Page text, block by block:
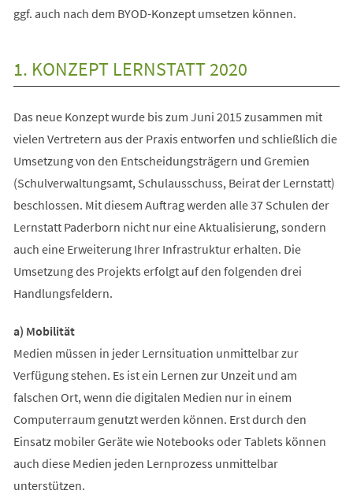
ggf. auch nach dem BYOD-Konzept umsetzen können.
1. KONZEPT LERNSTATT 2020
Das neue Konzept wurde bis zum Juni 2015 zusammen mit
vielen Vertretern aus der Praxis entworfen und schließlich die
Umsetzung von den Entscheidungsträgern und Gremien
(Schulverwaltungsamt, Schulausschuss, Beirat der Lernstatt)
beschlossen. Mit diesem Auftrag werden alle 37 Schulen der
Lernstatt Paderborn nicht nur eine Aktualisierung, sondern
auch eine Erweiterung Ihrer Infrastruktur erhalten. Die
Umsetzung des Projekts erfolgt auf den folgenden drei
Handlungsfeldern.
a) Mobilität
Medien müssen in jeder Lernsituation unmittelbar zur
Verfügung stehen. Es ist ein Lernen zur Unzeit und am
falschen Ort, wenn die digitalen Medien nur in einem
Computerraum genutzt werden können. Erst durch den
Einsatz mobiler Geräte wie Notebooks oder Tablets können
auch diese Medien jeden Lernprozess unmittelbar
unterstützen.